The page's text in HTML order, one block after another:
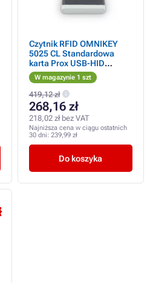
Czytnik RFID OMNIKEY
5025 CL Standardowa
karta Prox USB-HID
125kHz
W magazynie 1 szt
419,12 zł
268,16 zł
218,02 zł bez VAT
Najniższa cena w ciągu ostatnich
30 dni: 239,99 zł
Do koszyka